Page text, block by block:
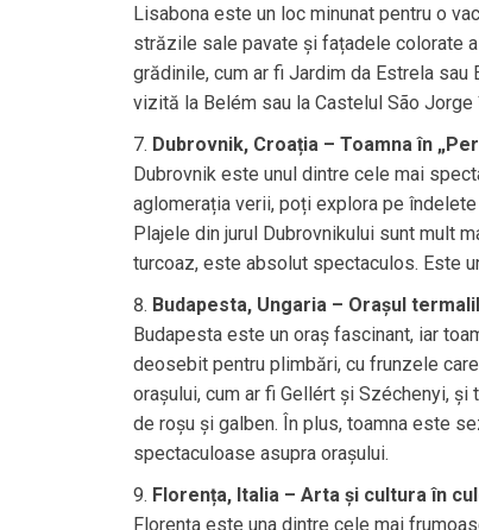
Lisabona este un loc minunat pentru o
străzile sale pavate și fațadele colorate
grădinile, cum ar fi Jardim da Estrela
vizită la Belém sau la Castelul São
Dubrovnik, Croația – Toamna în
Dubrovnik este unul dintre cele mai
aglomerația verii, poți explora pe
Plajele din jurul Dubrovnikului sunt mult
turcoaz, este absolut spectaculos. Este
Budapesta, Ungaria – Orașul
Budapesta este un oraș fascinant, iar
deosebit pentru plimbări, cu frunzele
orașului, cum ar fi Gellért și Széchenyi,
de roșu și galben. În plus, toamna este
spectaculoase asupra orașului.
Florența, Italia – Arta și cultura în
Florența este una dintre cele mai